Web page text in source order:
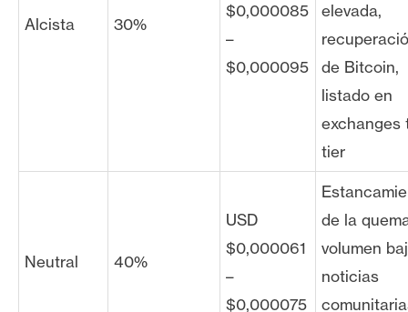
Alcista 30%
$0,000085
–
$0,000095
elevada,
de Bitcoin,
listado en
exchanges
tier
Neutral 40%
USD
$0,000061
–
$0,000075
de la
volumen
noticias